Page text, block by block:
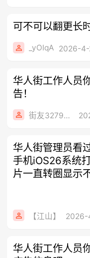
可不可以翻更长
_yOIqA 2026-4-
华人街工作人员
告！
街友32790849
华人街管理员看
手机iOS26系统
片一直转圈显示
【江山】 2026-
华人街工作人员